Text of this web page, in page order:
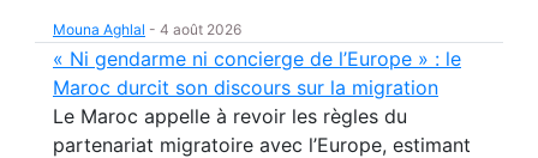
Mouna Aghlal - 4 août 2026
« Ni gendarme ni concierge de l’Europe » : le
Maroc durcit son discours sur la migration
Le Maroc appelle à revoir les règles du
partenariat migratoire avec l’Europe, estimant